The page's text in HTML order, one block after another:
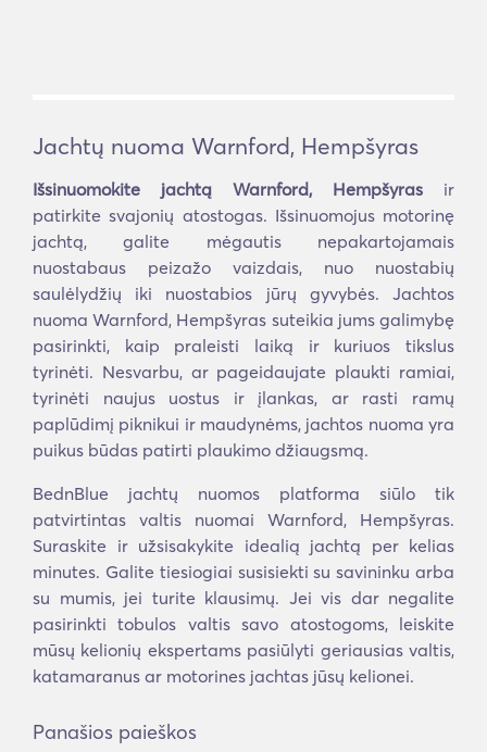
Jachtų nuoma Warnford, Hempšyras
Išsinuomokite jachtą Warnford, Hempšyras ir
patirkite svajonių atostogas. Išsinuomojus motorinę
jachtą, galite mėgautis nepakartojamais
nuostabaus peizažo vaizdais, nuo nuostabių
saulėlydžių iki nuostabios jūrų gyvybės. Jachtos
nuoma Warnford, Hempšyras suteikia jums galimybę
pasirinkti, kaip praleisti laiką ir kuriuos tikslus
tyrinėti. Nesvarbu, ar pageidaujate plaukti ramiai,
tyrinėti naujus uostus ir įlankas, ar rasti ramų
paplūdimį piknikui ir maudynėms, jachtos nuoma yra
puikus būdas patirti plaukimo džiaugsmą.
BednBlue jachtų nuomos platforma siūlo tik
patvirtintas valtis nuomai Warnford, Hempšyras.
Suraskite ir užsisakykite idealią jachtą per kelias
minutes. Galite tiesiogiai susisiekti su savininku arba
su mumis, jei turite klausimų. Jei vis dar negalite
pasirinkti tobulos valtis savo atostogoms, leiskite
mūsų kelionių ekspertams pasiūlyti geriausias valtis,
katamaranus ar motorines jachtas jūsų kelionei.
Panašios paieškos